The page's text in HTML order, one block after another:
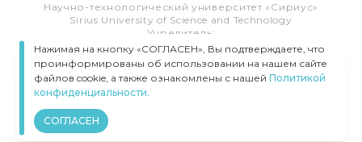
Научно-технологический университет «Сириус»
Sirius University of Science and Technology
Учредитель:
Образовательный Фонд «Талант и успех»
Федеральная территория «Сириус»,
Тел.:8 (800) 100 41 55
info@siriusuniversity.ru
ВСЕ ПРАВА ЗАЩИЩЕНЫ © УНИВЕРСИТЕТ «СИРИУС», 2020–
Нажимая на кнопку «СОГЛАСЕН», Вы подтверждаете, что
проинформированы об использовании на нашем сайте
файлов cookie, а также ознакомлены с нашей Политикой
конфиденциальности.
СОГЛАСЕН